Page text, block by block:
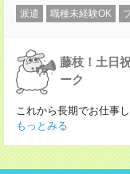
派遣 職種未経験OK
藤枝！土日
ーク
これから長期でお仕事
もっとみる